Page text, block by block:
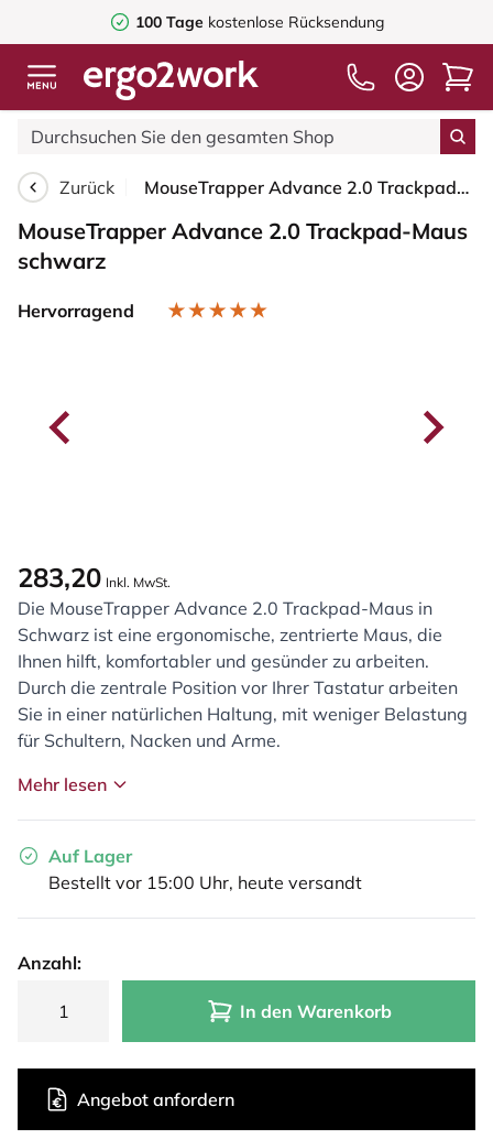
100 Tage kostenlose Rücksendung
Zurück MouseTrapper Advance 2.0 Trackpad-Maus schwarz
MouseTrapper Advance 2.0 Trackpad-Maus
schwarz
Hervorragend
283,20 Inkl. MwSt.
Die MouseTrapper Advance 2.0 Trackpad-Maus in
Schwarz ist eine ergonomische, zentrierte Maus, die
Ihnen hilft, komfortabler und gesünder zu arbeiten.
Durch die zentrale Position vor Ihrer Tastatur arbeiten
Sie in einer natürlichen Haltung, mit weniger Belastung
für Schultern, Nacken und Arme.
Mehr lesen
Auf Lager
Bestellt vor 15:00 Uhr, heute versandt
Anzahl:
In den Warenkorb
Angebot anfordern